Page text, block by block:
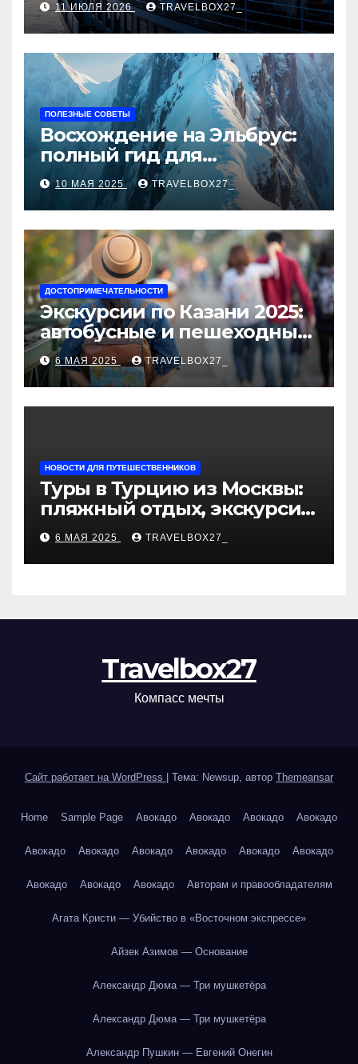
11 ИЮЛЯ 2026 TRAVELBOX27_
ПОЛЕЗНЫЕ СОВЕТЫ
Восхождение на Эльбрус:
полный гид для
покорителя высочайшей
вершины Европы
10 МАЯ 2025 TRAVELBOX27_
ДОСТОПРИМЕЧАТЕЛЬНОСТИ
Экскурсии по Казани 2025:
автобусные и пешеходные
туры от туроператора
«Казан360»
6 МАЯ 2025 TRAVELBOX27_
НОВОСТИ ДЛЯ ПУТЕШЕСТВЕННИКОВ
Туры в Турцию из Москвы:
пляжный отдых, экскурсии
и лучшие курорты
6 МАЯ 2025 TRAVELBOX27_
Travelbox27
Компасс мечты
Сайт работает на WordPress Тема: Newsup, автор Themeansar
Home Sample Page Авокадо Авокадо Авокадо Авокадо
Авокадо Авокадо Авокадо Авокадо Авокадо Авокадо
Авокадо Авокадо Авокадо Авторам и правообладателям
Агата Кристи — Убийство в «Восточном экспрессе»
Айзек Азимов — Основание
Александр Дюма — Три мушкетёра
Александр Дюма — Три мушкетёра
Александр Пушкин — Евгений Онегин